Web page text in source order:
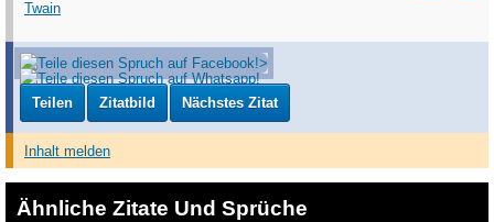
Twain
Teilen Zitatbild Nächstes Zitat
Inhalt melden
Ähnliche Zitate Und Sprüche